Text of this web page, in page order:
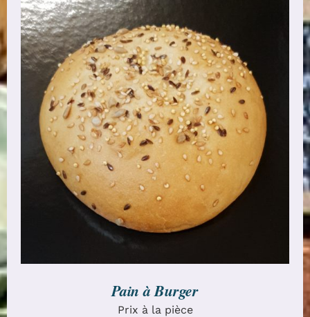
AJOUTER AU PANIER / DÉTAILS
Pain à Burger
Prix à la pièce